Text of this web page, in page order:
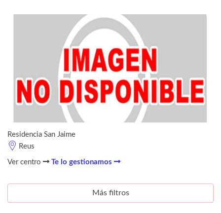
Residencia San Jaime
Reus
Ver centro Te lo gestionamos
Más filtros